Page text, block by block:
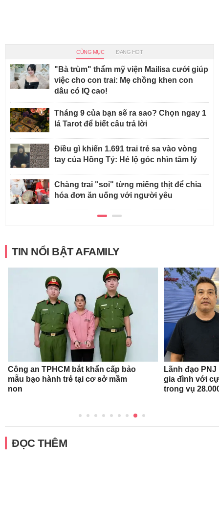
CÙNG MỤC ĐANG HOT
"Bà trùm" thẩm mỹ viện Mailisa cưới giúp
việc cho con trai: Mẹ chồng khen con
dâu có IQ cao!
Tháng 9 của bạn sẽ ra sao? Chọn ngay 1
lá Tarot để biết câu trả lời
Điều gì khiến 1.691 trai trẻ sa vào vòng
tay của Hồng Tỷ: Hé lộ góc nhìn tâm lý
Chàng trai "soi" từng miếng thịt để chia
hóa đơn ăn uống với người yêu
TIN NỔI BẬT AFAMILY
Công an TPHCM bắt khẩn cấp bảo
mẫu bạo hành trẻ tại cơ sở mầm
non
Lãnh đạo
gia đình với
trong vụ
ĐỌC THÊM